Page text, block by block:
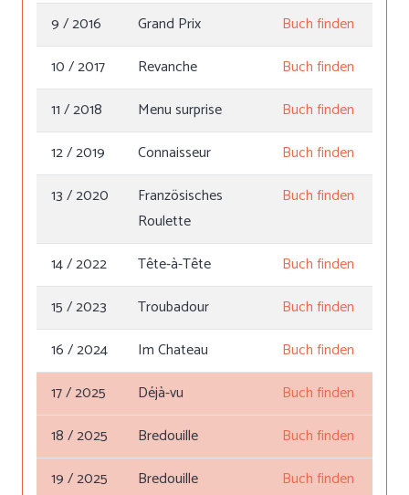
9 / 2016
Grand Prix
Buch finden
10 / 2017
Revanche
Buch finden
11 / 2018
Menu surprise
Buch finden
12 / 2019
Connaisseur
Buch finden
13 / 2020
Französisches
Roulette
Buch finden
14 / 2022 Tête-à-Tête
Buch finden
15 / 2023
Troubadour
Buch finden
16 / 2024
Im Chateau
Buch finden
17 / 2025
Déjà-vu
Buch finden
18 / 2025
Bredouille
Buch finden
19 / 2025
Bredouille
Buch finden